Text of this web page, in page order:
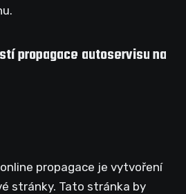
propagace autoservisu na
propagace je vytvoření
stránky. Tato stránka by